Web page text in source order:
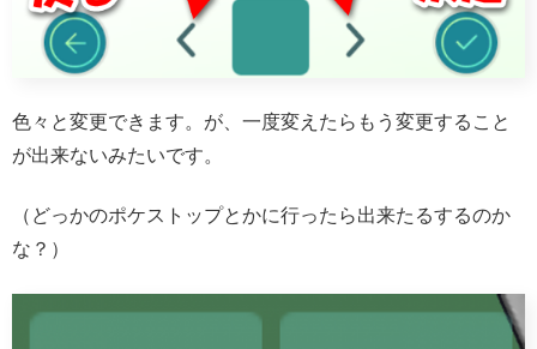
色々と変更できます。が、一度変えたらもう変更すること
が出来ないみたいです。
（どっかのポケストップとかに行ったら出来たるするのか
な？）